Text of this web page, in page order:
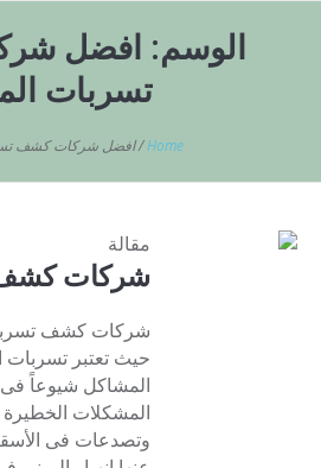
الوسم: افضل
تسربات
Home
/افضل شركات كشف
مقالة
شركات كشف
حيث تعتبر تسربات
المشاكل شيوعاً
المشكلات
وتصدعات فى